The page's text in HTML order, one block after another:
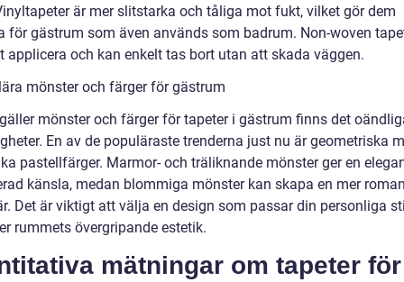
är mer slitstarka och tåliga mot fukt, vilket gör dem
för gästrum som även används som badrum. Non-woven
applicera och kan enkelt tas bort utan att skada väggen.
mönster och färger för gästrum
mönster och färger för tapeter i gästrum finns det
En av de populäraste trenderna just nu är geometriska
pastellfärger. Marmor- och träliknande mönster ger en
känsla, medan blommiga mönster kan skapa en mer
Det är viktigt att välja en design som passar din personliga
rummets övergripande estetik.
mätningar om tapeter för